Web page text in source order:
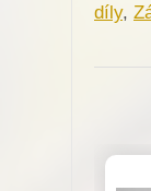
pro
díly,